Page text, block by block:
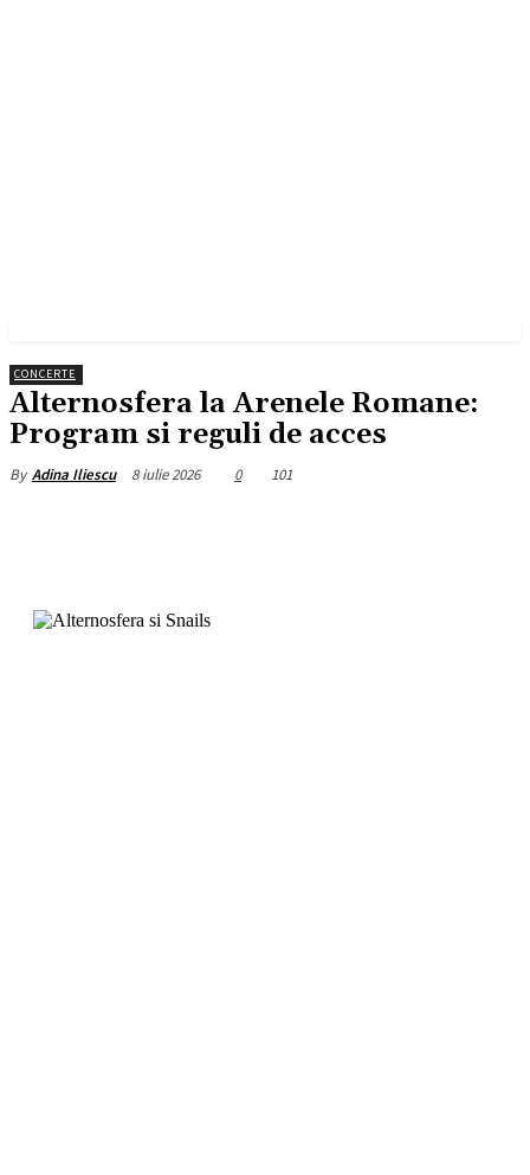
CONCERTE
Alternosfera la Arenele Romane:
Program si reguli de acces
By Adina Iliescu 8 iulie 2026 0 101